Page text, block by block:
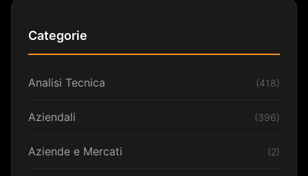
Categorie
Analisi Tecnica (418)
Aziendali (396)
Aziende e Mercati (2)